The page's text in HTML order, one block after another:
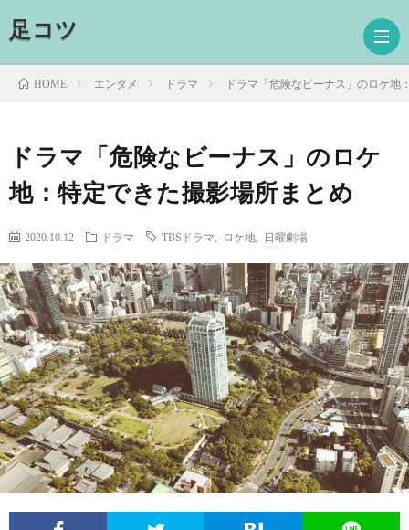
足コツ
マ
画
読
書
プ
ロ
フ
ィ
お
問
い
HOME エンタメ ドラマ ドラマ「危険なビーナス」のロケ地
ドラマ「危険なビーナス」のロケ
地：特定できた撮影場所まとめ
2020.10.12 ドラマ TBSドラマ ロケ地 日曜劇場